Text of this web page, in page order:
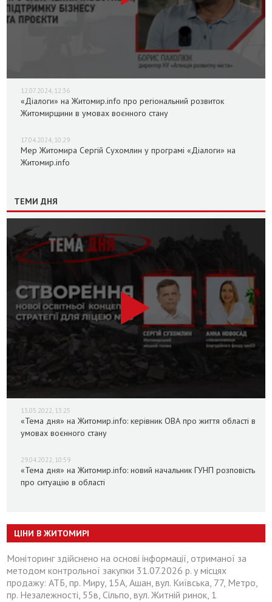
12.07.2024, 12:36
«Діалоги» на Житомир.info про регіональний розвиток
Житомирщини в умовах воєнного стану
17.04.2024, 10:29
Мер Житомира Сергій Сухомлин у програмі «Діалоги» на
Житомир.info
ТЕМИ ДНЯ
13.05.2022, 13:25
«Тема дня» на Житомир.info: керівник ОВА про життя області в
умовах воєнного стану
29.04.2022, 10:59
«Тема дня» на Житомир.info: новий начальник ГУНП розповість
про ситуацію в області
ЦІНИ В ЖИТОМИРІ
Моніторинг здійснено на основі інформації, отриманої за
методом контрольної закупки 31.07.2026 р. у місцях
продажу: АТБ, пр. Миру, 15А, Ашан, вул. Київська, 77, Метро,
пр. Незалежності, 55в, Сільпо, вул. Житній ринок, 1